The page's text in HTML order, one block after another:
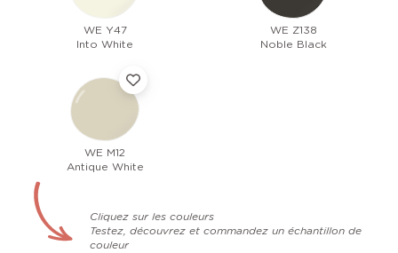
WE Y47
Into White
WE Z138
Noble Black
WE M12
Antique White
Cliquez sur les couleurs
Testez, découvrez et commandez un échantillon de
couleur